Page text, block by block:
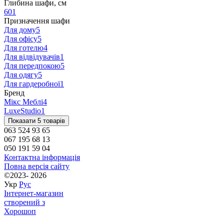
Глибина шафи, см
601
Призначення шафи
Для дому5
Для офісу5
Для готелю4
Для відвідувачів1
Для передпокою5
Для одягу5
Для гардеробної1
Бренд
Мікс Меблі4
LuxeStudio1
Показати 5 товарів
063 524 93 65
067 195 68 13
050 191 59 04
Контактна інформація
Повна версія сайту
©2023- 2026
Укр Рус
Інтернет-магазин
створений з
Хорошоп